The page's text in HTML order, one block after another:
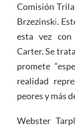
Comisión
Brzezinski.
esta vez con
Carter. Se
promete
realidad
peores y más
Webster